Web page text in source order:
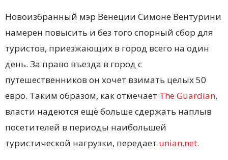
Новоизбранный мэр Венеции Симоне Вентурини
намерен повысить и без того спорный сбор для
туристов, приезжающих в город всего на один
день. За право въезда в город с
путешественников он хочет взимать целых 50
евро. Таким образом, как отмечает The Guardian,
власти надеются ещё больше сдержать наплыв
посетителей в периоды наибольшей
туристической нагрузки, передает unian.net.